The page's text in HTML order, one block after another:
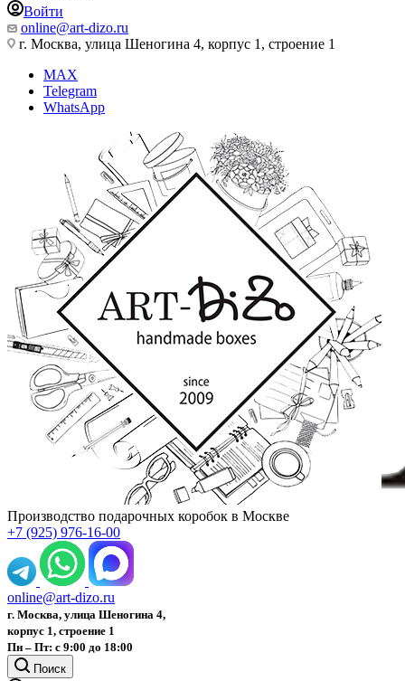
Войти
online@art-dizo.ru
г. Москва, улица Шеногина 4, корпус 1, строение 1
MAX
Telegram
WhatsApp
Производство подарочных коробок в Москве
+7 (925) 976-16-00
online@art-dizo.ru
г. Москва, улица Шеногина 4,
корпус 1, строение 1
Пн – Пт: с 9:00 до 18:00
Поиск